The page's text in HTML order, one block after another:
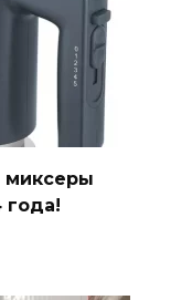
года!